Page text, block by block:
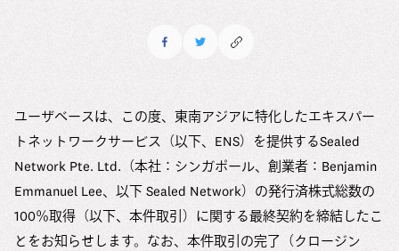
お問い合わせ
オフィス
よくある質問
ユーザベースは、この度、東南アジアに特化したエキスパー
トネットワークサービス（以下、ENS）を提供するSealed
Network Pte. Ltd.（本社：シンガポール、創業者：Benjamin
Emmanuel Lee、以下 Sealed Network）の発行済株式総数の
100％取得（以下、本件取引）に関する最終契約を締結したこ
とをお知らせします。なお、本件取引の完了（クロージン